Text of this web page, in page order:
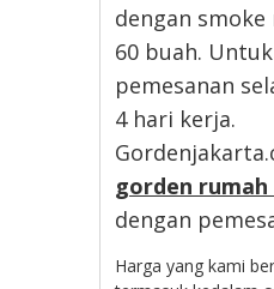
dengan
60 buah.
pemesanan
4 hari kerja.
gorden
dengan
Harga yang kami